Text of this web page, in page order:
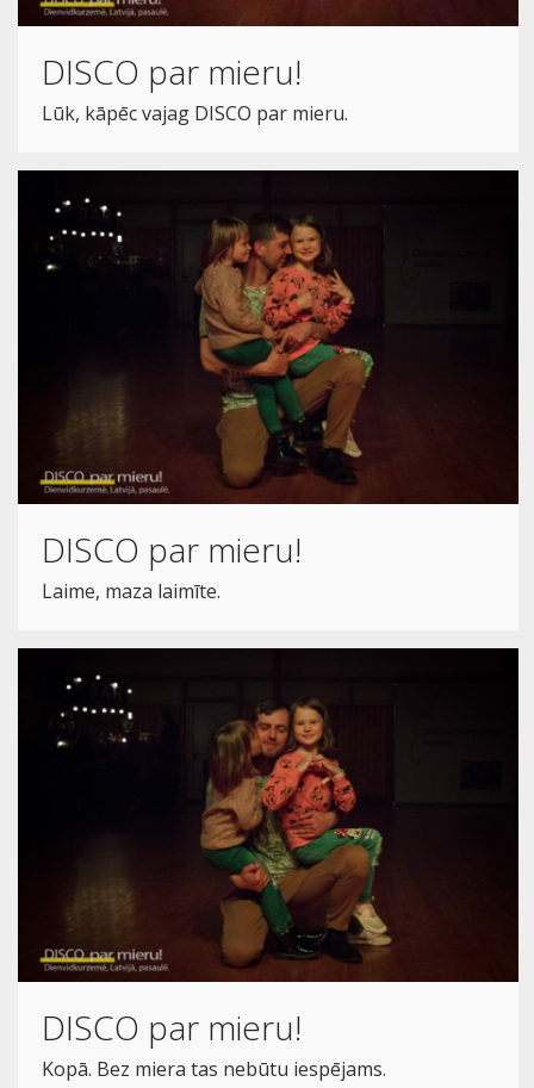
DISCO par mieru!
Lūk, kāpēc vajag DISCO par mieru.
DISCO par mieru!
Laime, maza laimīte.
DISCO par mieru!
Kopā. Bez miera tas nebūtu iespējams.